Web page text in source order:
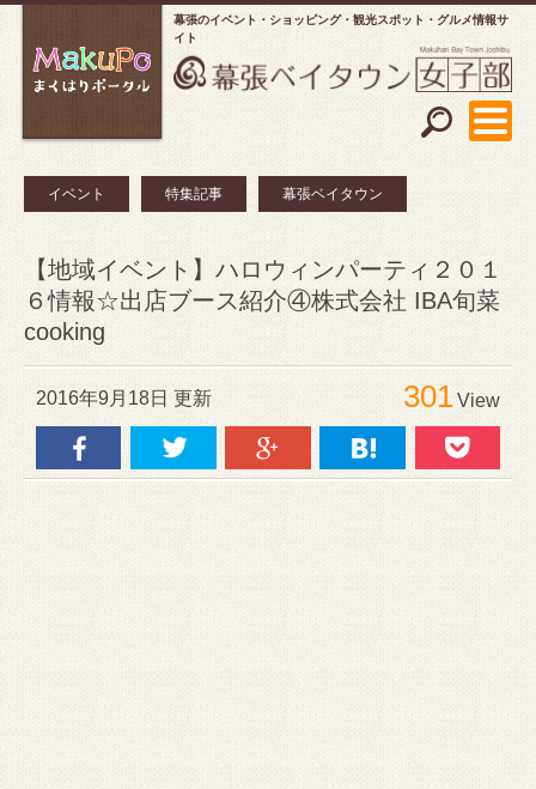
幕張のイベント・ショッピング
観光スポット・グルメ情報サ
イト
イベント 特集記事 幕張ベイタウン
【地域イベント】ハロウィンパーティ２０１
６情報☆出店ブース紹介④株式会社 IBA旬菜
cooking
2016年9月18日 更新 301View